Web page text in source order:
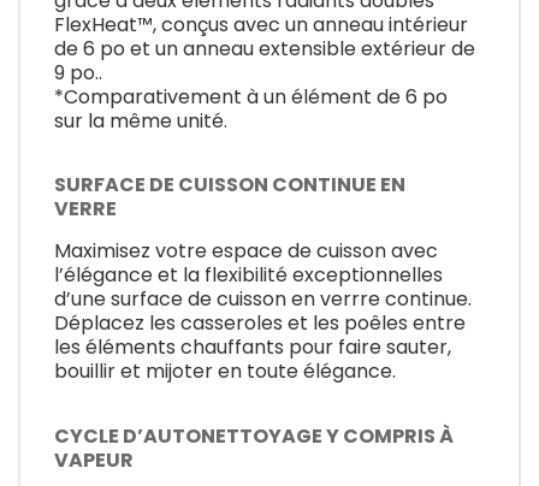
FlexHeat™, conçus avec un anneau intérieur
de 6 po et un anneau extensible extérieur de
9 po..
*Comparativement à un élément de 6 po
sur la même unité.
SURFACE DE CUISSON CONTINUE EN
VERRE
Maximisez votre espace de cuisson avec
l’élégance et la flexibilité exceptionnelles
d’une surface de cuisson en verrre continue.
Déplacez les casseroles et les poêles entre
les éléments chauffants pour faire sauter,
bouillir et mijoter en toute élégance.
CYCLE D’AUTONETTOYAGE Y COMPRIS À
VAPEUR